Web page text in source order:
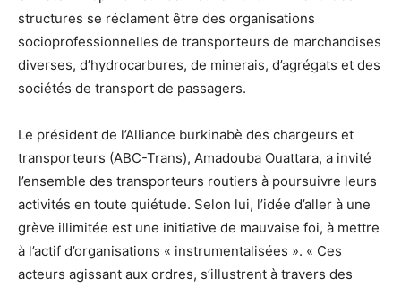
structures se réclament être des organisations
socioprofessionnelles de transporteurs de marchandises
diverses, d’hydrocarbures, de minerais, d’agrégats et des
sociétés de transport de passagers.
Le président de l’Alliance burkinabè des chargeurs et
transporteurs (ABC-Trans), Amadouba Ouattara, a invité
l’ensemble des transporteurs routiers à poursuivre leurs
activités en toute quiétude. Selon lui, l’idée d’aller à une
grève illimitée est une initiative de mauvaise foi, à mettre
à l’actif d’organisations « instrumentalisées ». « Ces
acteurs agissant aux ordres, s’illustrent à travers des